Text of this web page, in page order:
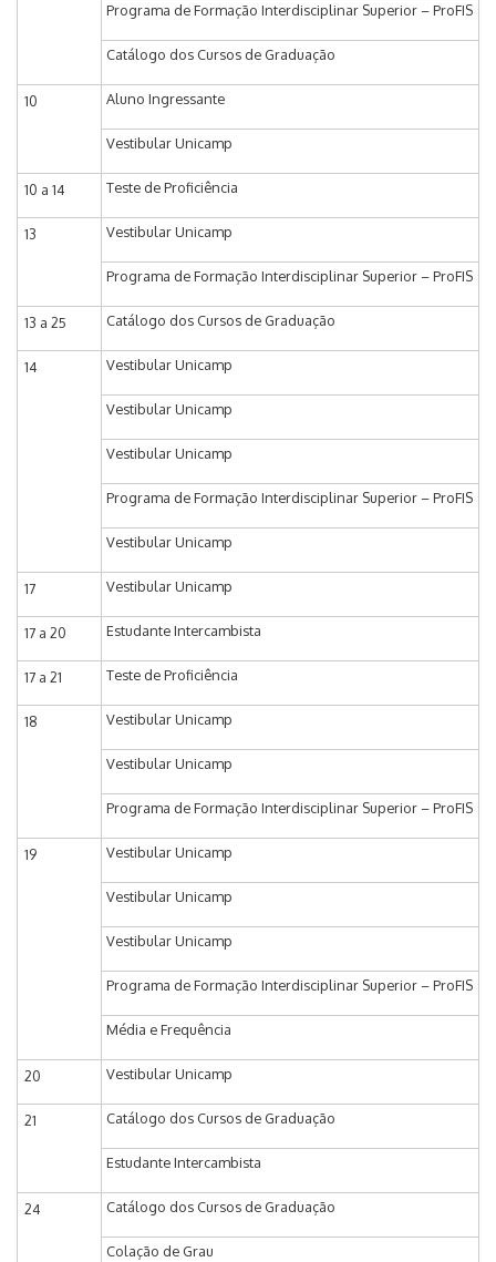
Programa de Formação Interdisciplinar Superior – ProFIS
Catálogo dos Cursos de Graduação
10 Aluno Ingressante
Vestibular Unicamp
10 a 14 Teste de Proficiência
13 Vestibular Unicamp
Programa de Formação Interdisciplinar Superior – ProFIS
13 a 25 Catálogo dos Cursos de Graduação
14 Vestibular Unicamp
Vestibular Unicamp
Vestibular Unicamp
Programa de Formação Interdisciplinar Superior – ProFIS
Vestibular Unicamp
17 Vestibular Unicamp
17 a 20 Estudante Intercambista
17 a 21 Teste de Proficiência
18 Vestibular Unicamp
Vestibular Unicamp
Programa de Formação Interdisciplinar Superior – ProFIS
19 Vestibular Unicamp
Vestibular Unicamp
Vestibular Unicamp
Programa de Formação Interdisciplinar Superior – ProFIS
Média e Frequência
20 Vestibular Unicamp
21 Catálogo dos Cursos de Graduação
Estudante Intercambista
24 Catálogo dos Cursos de Graduação
Colação de Grau